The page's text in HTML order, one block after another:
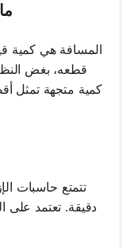
المسافة هي كمية
قطعه، بغض
كمية متجهة تمثل
تتمتع حاسبات
دقيقة. تعتمد على